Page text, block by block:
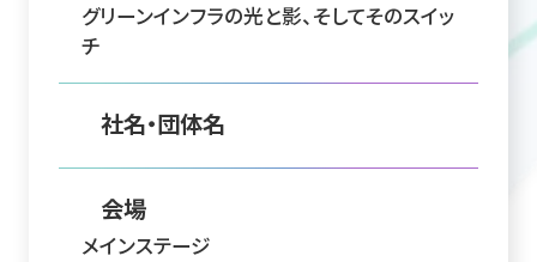
グリーンインフラの光と影、そしてそのスイッ
チ
社名・団体名
会場
メインステージ